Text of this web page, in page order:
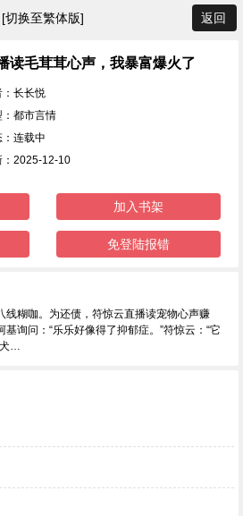
[切换至繁体版] 返回
读毛茸茸心声，我暴富爆火了
：长长悦
：都市言情
：连载中
：2025-12-10
加入书架
免登陆报错
线糊咖。为还债，符惊云直播读宠物心声赚
询问：“乐乐好像得了抑郁症。”符惊云：“它
犬…